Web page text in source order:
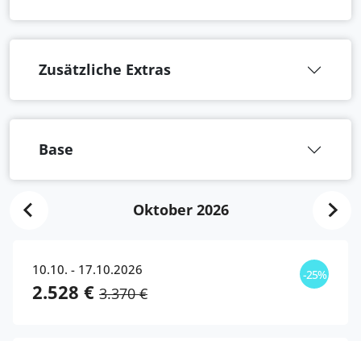
Zusätzliche Extras
Base
Oktober 2026
10.10. - 17.10.2026 -25%
2.528 € 3.370 €